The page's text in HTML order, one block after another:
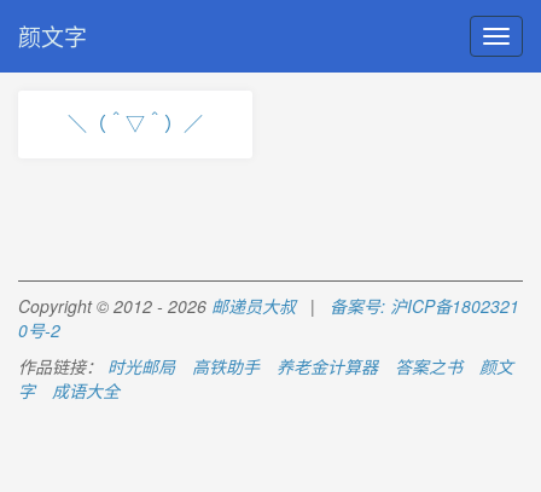
颜文字
＼（＾▽＾）／
Copyright © 2012 - 2026 邮递员大叔| 备案号: 沪ICP备1802321
0号-2
作品链接： 时光邮局 高铁助手 养老金计算器 答案之书
颜文
字
成语大全